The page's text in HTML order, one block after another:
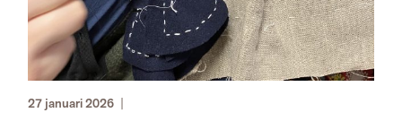
27 januari 2026